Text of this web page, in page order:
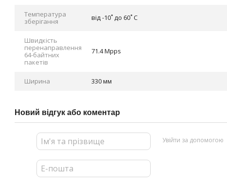
Температура
зберігання
від -10˚ до 60˚ C
Швидкість
перенаправлення
64-байтних
пакетів
71.4 Mpps
Ширина 330 мм
Новий відгук або коментар
Увійти за допомогою